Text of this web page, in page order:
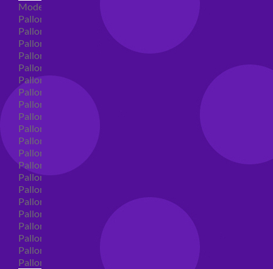
Modellabili
Palloncini mongolfiera in lattice
Palloncini Mini Shape
Palloncini Shape
Palloncini nascita shape
Palloncini Battesimo shape
Palloncini Altre Ricorrenze Shape
Palloncini primo compleanno shape
Palloncini Animali Shape
Palloncini Personaggi shape
Palloncini comunione shape
Palloncini Cresima shape
Palloncini laurea shape
Palloncini compleanno shape
Palloncini 18 anni shape
Palloncini 30 anni shape
Palloncini 40 anni shape
Palloncini 50 anni shape
Palloncini 60/70/80/90/100 anni shape
Palloncini Matrimonio shape
Palloncini Anniversario shape
Palloncini generici shape